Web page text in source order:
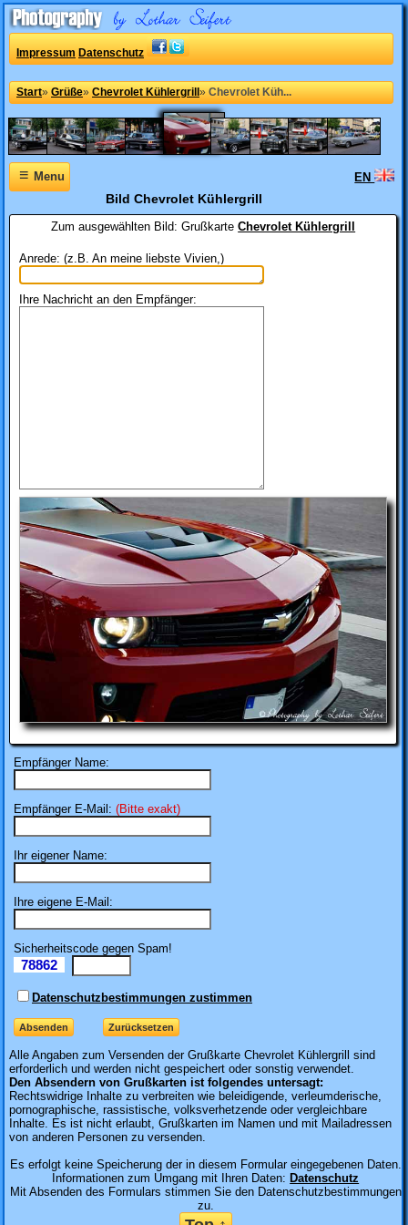
Impressum Datenschutz
Start» Grüße» Chevrolet Kühlergrill » Chevrolet Küh...
≡Menu EN
Bild Chevrolet Kühlergrill
Zum ausgewählten Bild:GrußkarteChevrolet Kühlergrill
Anrede: (z.B. An meine liebste Vivien,)
Ihre Nachricht an den Empfänger:
Empfänger Name:
Empfänger E-Mail: (Bitte exakt)
Ihr eigener Name:
Ihre eigene E-Mail:
Sicherheitscode gegen Spam!
78862
Datenschutzbestimmungen zustimmen
Alle Angaben zum Versenden der Grußkarte Chevrolet Kühlergrill sind
erforderlich und werden nicht gespeichert oder sonstig verwendet.
Den Absendern von Grußkarten ist folgendes untersagt:
Rechtswidrige Inhalte zu verbreiten wie beleidigende, verleumderische,
pornographische, rassistische, volksverhetzende oder vergleichbare
Inhalte. Es ist nicht erlaubt, Grußkarten im Namen und mit Mailadressen
von anderen Personen zu versenden.
Es erfolgt keine Speicherung der in diesem Formular eingegebenen Daten.
Informationen zum Umgang mit Ihren Daten: Datenschutz
Mit Absenden des Formulars stimmen Sie den Datenschutzbestimmungen
zu.